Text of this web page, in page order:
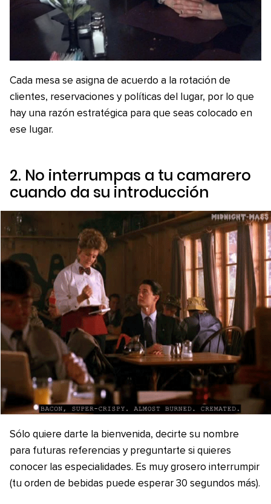
Cada mesa se asigna de acuerdo a la rotación de
clientes, reservaciones y políticas del lugar, por lo que
hay una razón estratégica para que seas colocado en
ese lugar.
2. No interrumpas a tu camarero
cuando da su introducción
Sólo quiere darte la bienvenida, decirte su nombre
para futuras referencias y preguntarte si quieres
conocer las especialidades. Es muy grosero interrumpir
(tu orden de bebidas puede esperar 30 segundos más).